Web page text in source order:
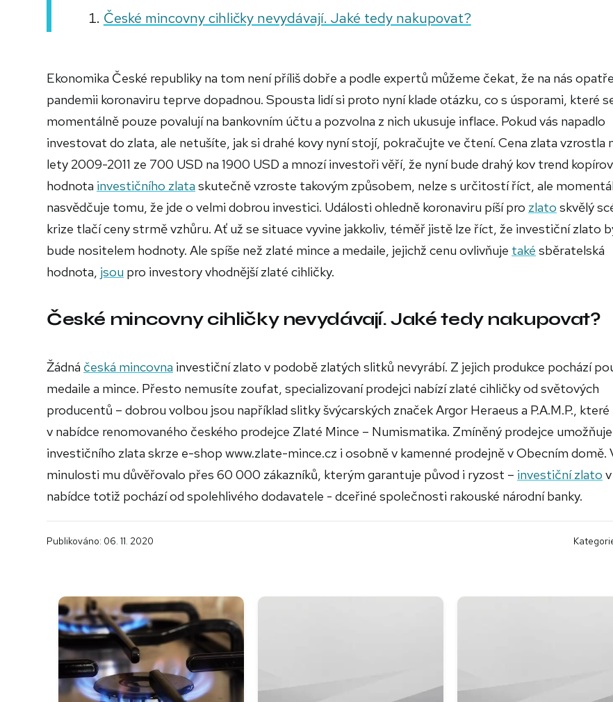
České mincovny cihličky nevydávají. Jaké tedy nakupovat?
Ekonomika České republiky na tom není příliš dobře a podle expertů můžeme čekat, že na nás
pandemii koronaviru teprve dopadnou. Spousta lidí si proto nyní klade otázku, co s úsporami, které
momentálně pouze povalují na bankovním účtu a pozvolna z nich ukusuje inflace. Pokud vás napadlo
investovat do zlata, ale netušíte, jak si drahé kovy nyní stojí, pokračujte ve čtení. Cena zlata vzrostla
lety 2009-2011 ze 700 USD na 1900 USD a mnozí investoři věří, že nyní bude drahý kov trend
hodnota investičního zlata skutečně vzroste takovým způsobem, nelze s určitostí říct, ale
nasvědčuje tomu, že jde o velmi dobrou investici. Události ohledně koronaviru píší pro zlato skvělý
krize tlačí ceny strmě vzhůru. Ať už se situace vyvine jakkoliv, téměř jistě lze říct, že investiční zlato
bude nositelem hodnoty. Ale spíše než zlaté mince a medaile, jejichž cenu ovlivňuje také sběratelská
hodnota, jsou pro investory vhodnější zlaté cihličky.
České mincovny cihličky nevydávají. Jaké tedy nakupovat?
Žádná česká mincovna investiční zlato v podobě zlatých slitků nevyrábí. Z jejich produkce pochází
medaile a mince. Přesto nemusíte zoufat, specializovaní prodejci nabízí zlaté cihličky od světových
producentů – dobrou volbou jsou například slitky švýcarských značek Argor Heraeus a P.A.M.P.,
v nabídce renomovaného českého prodejce Zlaté Mince – Numismatika. Zmíněný prodejce
investičního zlata skrze e-shop www.zlate-mince.cz i osobně v kamenné prodejně v Obecním domě.
minulosti mu důvěřovalo přes 60 000 zákazníků, kterým garantuje původ i ryzost – investiční zlato
nabídce totiž pochází od spolehlivého dodavatele - dceřiné společnosti rakouské národní banky.
Publikováno: 06. 11. 2020